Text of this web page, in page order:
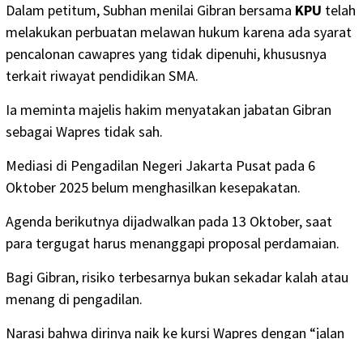
Dalam petitum, Subhan menilai Gibran bersama KPU telah
melakukan perbuatan melawan hukum karena ada syarat
pencalonan cawapres yang tidak dipenuhi, khususnya
terkait riwayat pendidikan SMA.
Ia meminta majelis hakim menyatakan jabatan Gibran
sebagai Wapres tidak sah.
Mediasi di Pengadilan Negeri Jakarta Pusat pada 6
Oktober 2025 belum menghasilkan kesepakatan.
Agenda berikutnya dijadwalkan pada 13 Oktober, saat
para tergugat harus menanggapi proposal perdamaian.
Bagi Gibran, risiko terbesarnya bukan sekadar kalah atau
menang di pengadilan.
Narasi bahwa dirinya naik ke kursi Wapres dengan “jalan